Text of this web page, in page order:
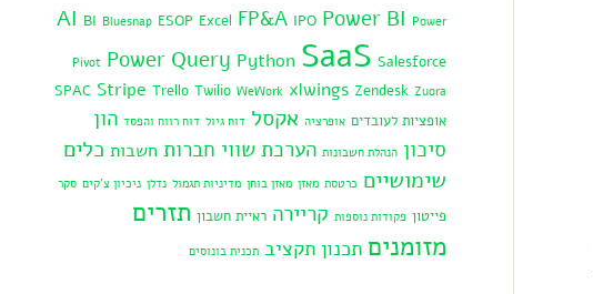
AI BI Bluesnap ESOP Excel FP&A IPO Power BI Power
Pivot Power Query Python SaaS Salesforce
SPAC Stripe Trello Twilio WeWork xlwings Zendesk Zuora
אופציות לעובדים אופרציה אקסל דוח גיול דוח רווח והפסד הון
סיכון הנהלת חשבונות הערכת שווי חברות חשבות כלים
שימושיים כרטסת מאזן מאזן בוחן מדיניות תגמול נדלן ניכיון צ'קים סקר
פייטון פקודות נוספות קריירה ראיית חשבון תזרים
מזומנים תכנון תקציב תכנית בונוסים